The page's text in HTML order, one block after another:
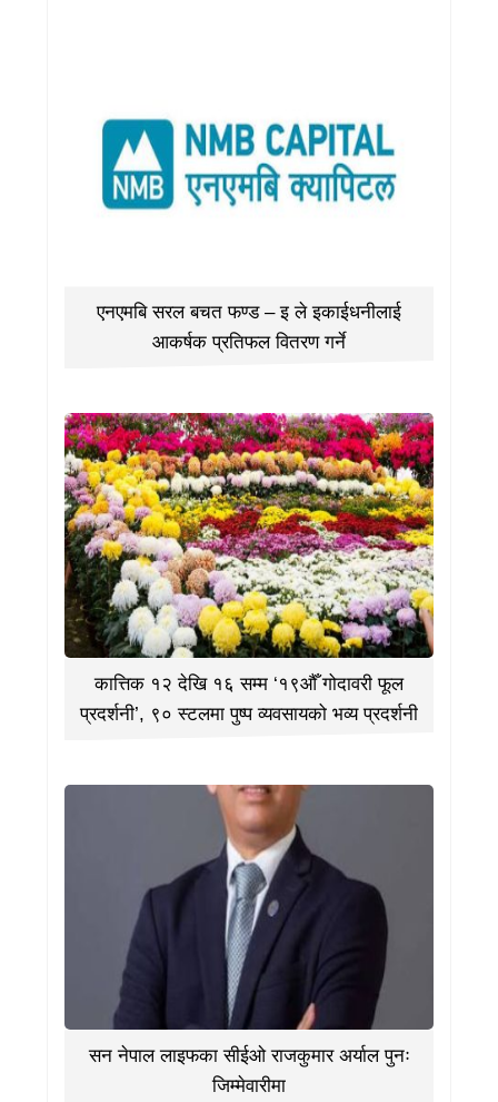
एनएमबि सरल बचत फण्ड – इ ले इकाईधनीलाई
आकर्षक प्रतिफल वितरण गर्ने
कात्तिक १२ देखि १६ सम्म ‘१९औँ गोदावरी फूल
प्रदर्शनी’, ९० स्टलमा पुष्प व्यवसायको भव्य प्रदर्शनी
सन नेपाल लाइफका सीईओ राजकुमार अर्याल पुनः
जिम्मेवारीमा